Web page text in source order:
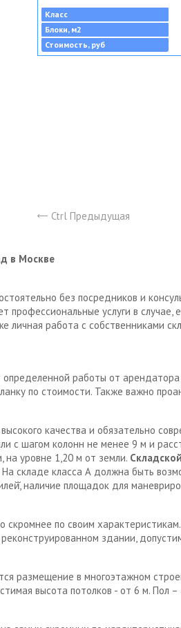
Класс
Блоки, м2
Стоимость, руб
Ctrl Предыдущая
в Москве
без посредников и
профессиональные услуги в
личная работа с собственниками
определенной работы от
по стоимости. Также важно
качества и обязательно
с шагом колонн не менее 9 м и
на уровне 1,20 м от земли.
складе класса А должна быть
наличие площадок для
скромнее по своим
здании,
размещение в многоэтажном
высота потолков - от 6 м. Пол